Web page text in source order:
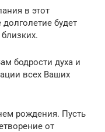
в этот
будет
бодрости духа и
всех Ваших
рождения. Пусть
от